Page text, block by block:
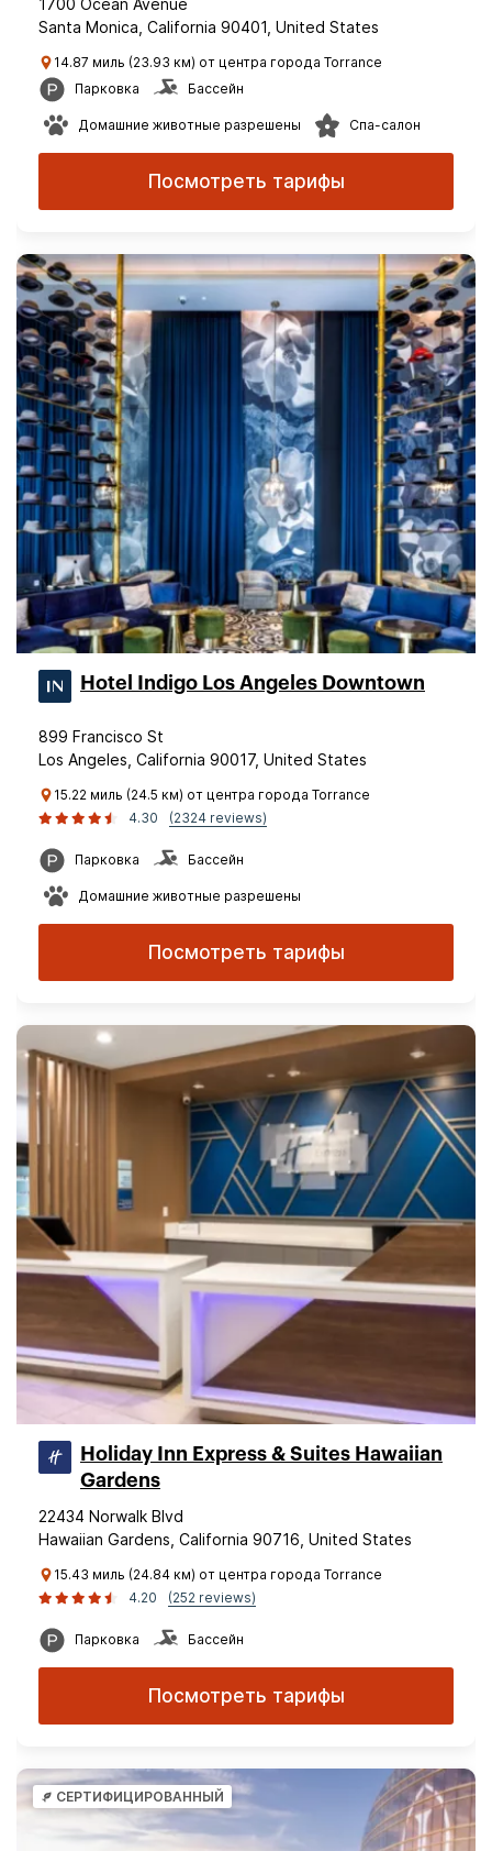
1700 Ocean Avenue
Santa Monica, California 90401, United States
14.87 миль (23.93 км) от центра города Torrance
Парковка
Бассейн
Домашние животные разрешены Спа-салон
Посмотреть тарифы
Hotel Indigo Los Angeles Downtown
899 Francisco St
Los Angeles, California 90017, United States
15.22 миль (24.5 км) от центра города Torrance
4.30
(2324 reviews)
Парковка Бассейн
Домашние животные разрешены
Посмотреть тарифы
Holiday Inn Express & Suites Hawaiian
Gardens
22434 Norwalk Blvd
Hawaiian Gardens, California 90716, United States
15.43 миль (24.84 км) от центра города Torrance
4.20
(252 reviews)
Парковка Бассейн
Посмотреть тарифы
СЕРТИФИЦИРОВАННЫЙ